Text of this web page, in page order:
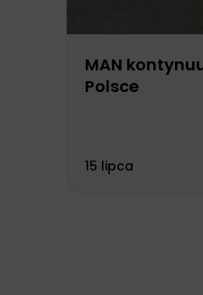
MAN
Polsce
15 lipca